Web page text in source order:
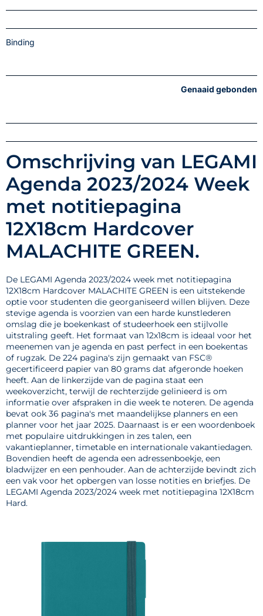
Binding
Genaaid gebonden
Omschrijving van LEGAMI
Agenda 2023/2024 Week
met notitiepagina
12X18cm Hardcover
MALACHITE GREEN.
De LEGAMI Agenda 2023/2024 week met notitiepagina
12X18cm Hardcover MALACHITE GREEN is een uitstekende
optie voor studenten die georganiseerd willen blijven. Deze
stevige agenda is voorzien van een harde kunstlederen
omslag die je boekenkast of studeerhoek een stijlvolle
uitstraling geeft. Het formaat van 12x18cm is ideaal voor het
meenemen van je agenda en past perfect in een boekentas
of rugzak. De 224 pagina's zijn gemaakt van FSC®
gecertificeerd papier van 80 grams dat afgeronde hoeken
heeft. Aan de linkerzijde van de pagina staat een
weekoverzicht, terwijl de rechterzijde gelinieerd is om
informatie over afspraken in die week te noteren. De agenda
bevat ook 36 pagina's met maandelijkse planners en een
planner voor het jaar 2025. Daarnaast is er een woordenboek
met populaire uitdrukkingen in zes talen, een
vakantieplanner, timetable en internationale vakantiedagen.
Bovendien heeft de agenda een adressenboekje, een
bladwijzer en een penhouder. Aan de achterzijde bevindt zich
een vak voor het opbergen van losse notities en briefjes. De
LEGAMI Agenda 2023/2024 week met notitiepagina 12X18cm
Hard.